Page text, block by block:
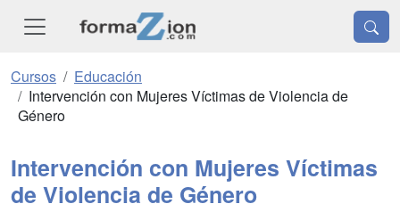
Cursos
Educación
Intervención con Mujeres Víctimas de Violencia de
Género
Intervención con Mujeres Víctimas
de Violencia de Género